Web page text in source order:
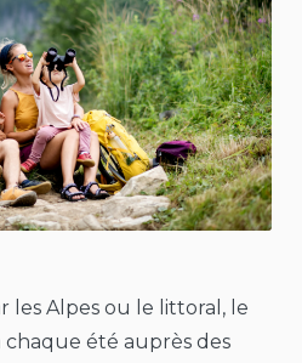
les Alpes ou le littoral, le
été auprès des